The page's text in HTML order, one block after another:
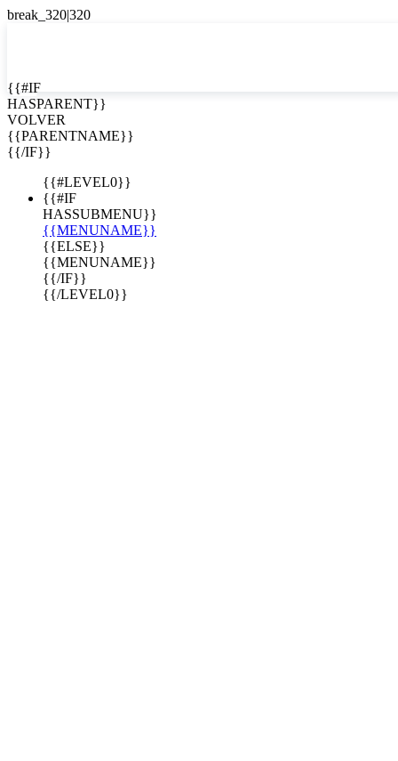

EN
ES
{{#IF
HASPARENT}}
VOLVER
{{PARENTNAME}}
{{/IF}}
{{#LEVEL0}}
{{#IF
HASSUBMENU}}
{{MENUNAME}}
{{ELSE}}
{{MENUNAME}}
{{/IF}}
{{/LEVEL0}}